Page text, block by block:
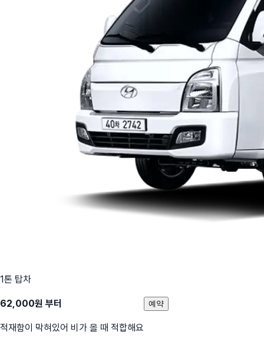
1톤 탑차
62,000원 부터
적재함이 막혀있어 비가 올 때 적합해요
예약